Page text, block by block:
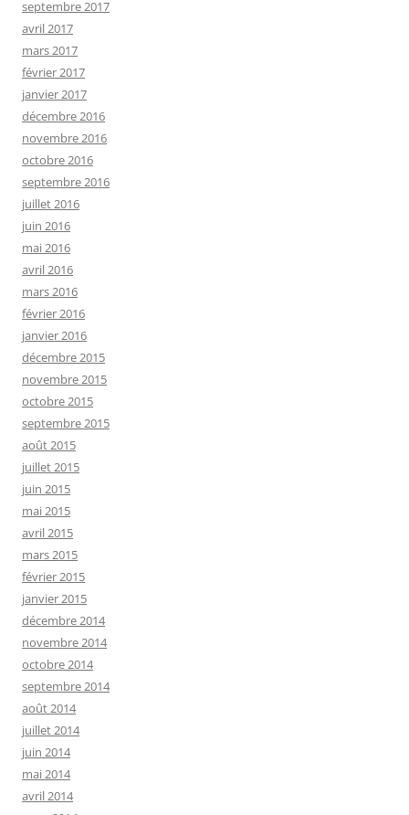
septembre 2017
avril 2017
mars 2017
février 2017
janvier 2017
décembre 2016
novembre 2016
octobre 2016
septembre 2016
juillet 2016
juin 2016
mai 2016
avril 2016
mars 2016
février 2016
janvier 2016
décembre 2015
novembre 2015
octobre 2015
septembre 2015
août 2015
juillet 2015
juin 2015
mai 2015
avril 2015
mars 2015
février 2015
janvier 2015
décembre 2014
novembre 2014
octobre 2014
septembre 2014
août 2014
juillet 2014
juin 2014
mai 2014
avril 2014